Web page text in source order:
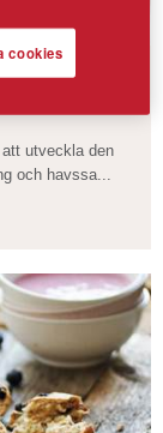
utveckla den
och havssa...
cookies